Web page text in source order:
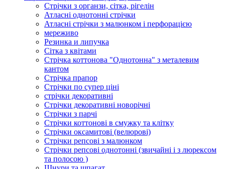
Стрічки з органзи, сітка, рігелін
Атласні однотонні стрічки
Атласні стрічки з малюнком і перфорацією
мереживо
Резинка и липучка
Сітка з квітами
Стрічка коттонова "Однотонна" з металевим
кантом
Стрічка прапор
Стрічки по супер ціні
стрічки декоративні
Стрічки декоративні новорічні
Стрічки з парчі
Стрічки коттонові в смужку та клітку
Стрічки оксамитові (велюрові)
Стрічки репсові з малюнком
Стрічки репсові однотонні (звичайні і з люрексом
та полосою )